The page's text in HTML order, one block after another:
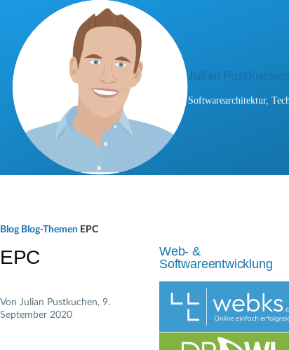
Direkt zum Inhalt
Julian Pustkuchen
Softwarearchitektur,
a
d
n
Blog Blog-Themen EPC
EPC
Von Julian Pustkuchen, 9.
September 2020
Web- &
Softwareentwicklung